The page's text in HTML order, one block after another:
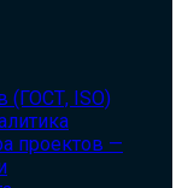
(ГОСТ, ISO)
проектов —